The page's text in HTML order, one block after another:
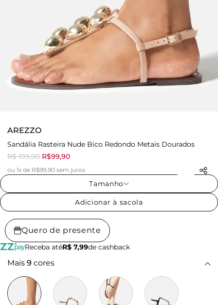
AREZZO
Sandália Rasteira Nude Bico Redondo Metais Dourados
R$ 199,90 R$99,90
ou 1x de R$99,90 sem juros
Tamanho
Adicionar à sacola
Quero de presente
Receba atéR$ 7,99de cashback
Mais 9 cores